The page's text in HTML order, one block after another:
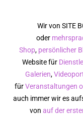
Wir von SITE
oder
Shop, persönlicher
Website für
Galerien,
fürVeranstaltungen
auch immer wir es
von auf der